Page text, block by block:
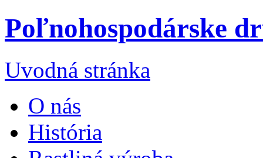
Poľnohospodárske
Uvodná stránka
O nás
História